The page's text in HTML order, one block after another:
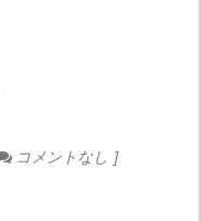
コメントなし